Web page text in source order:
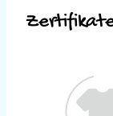
Zertifikate